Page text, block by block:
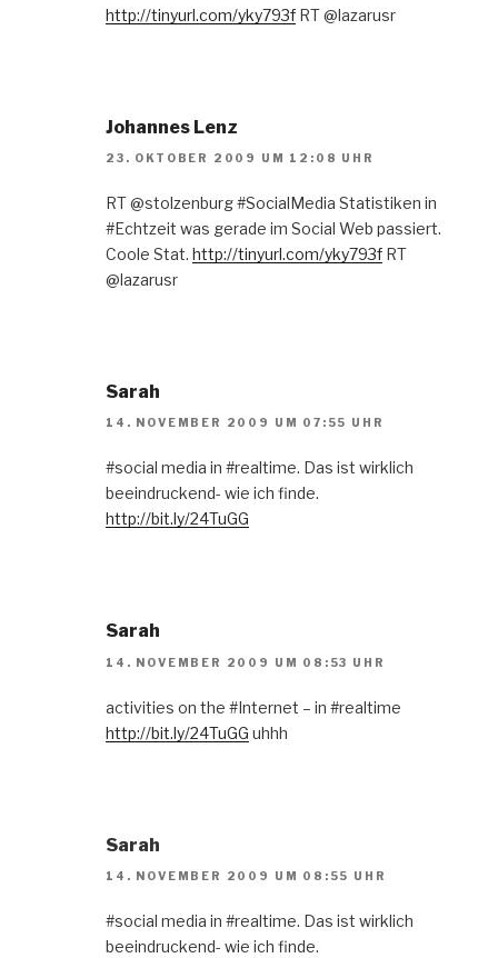
http://tinyurl.com/yky793f RT @lazarusr
Johannes Lenz
23. OKTOBER 2009 UM 12:08 UHR
RT @stolzenburg #SocialMedia Statistiken in
#Echtzeit was gerade im Social Web passiert.
Coole Stat. http://tinyurl.com/yky793f RT
@lazarusr
Sarah
14. NOVEMBER 2009 UM 07:55 UHR
#social media in #realtime. Das ist wirklich
beeindruckend- wie ich finde.
http://bit.ly/24TuGG
Sarah
14. NOVEMBER 2009 UM 08:53 UHR
activities on the #Internet – in #realtime
http://bit.ly/24TuGG uhhh
Sarah
14. NOVEMBER 2009 UM 08:55 UHR
#social media in #realtime. Das ist wirklich
beeindruckend- wie ich finde.